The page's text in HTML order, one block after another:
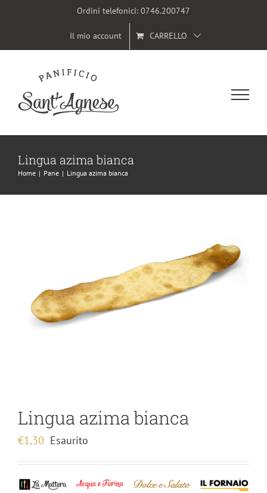
Ordini telefonici: 0746.200747
Il mio account CARRELLO
Lingua azima bianca
Home | Pane | Lingua azima bianca
Lingua azima bianca
€1,30 Esaurito